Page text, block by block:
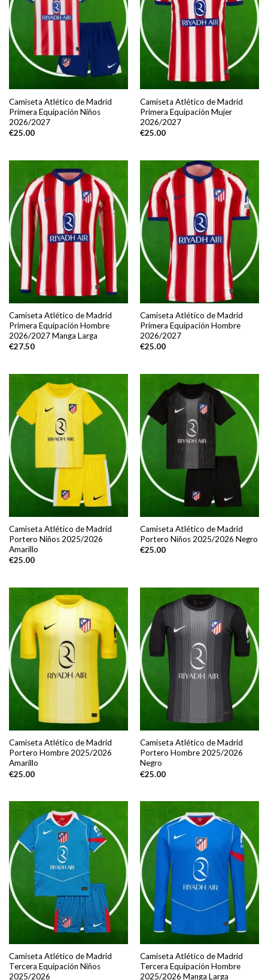
Camiseta Atlético de Madrid
Primera Equipación Niños
2026/2027
€25.00
Camiseta Atlético de Madrid
Primera Equipación Mujer
2026/2027
€25.00
Camiseta Atlético de Madrid
Primera Equipación Hombre
2026/2027 Manga Larga
€27.50
Camiseta Atlético de Madrid
Primera Equipación Hombre
2026/2027
€25.00
Camiseta Atlético de Madrid
Portero Niños 2025/2026
Amarillo
€25.00
Camiseta Atlético de Madrid
Portero Niños 2025/2026 Negro
€25.00
Camiseta Atlético de Madrid
Portero Hombre 2025/2026
Amarillo
€25.00
Camiseta Atlético de Madrid
Portero Hombre 2025/2026
Negro
€25.00
Camiseta Atlético de Madrid
Tercera Equipación Niños
2025/2026
Camiseta Atlético de Madrid
Tercera Equipación Hombre
2025/2026 Manga Larga